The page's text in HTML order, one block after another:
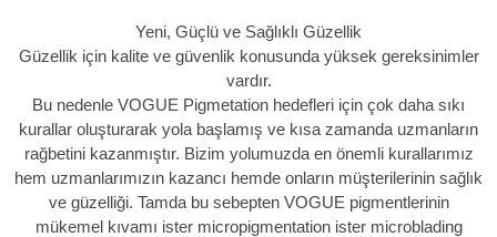
Yeni, Güçlü ve Sağlıklı Güzellik
Güzellik için kalite ve güvenlik konusunda yüksek gereksinimler
vardır.
Bu nedenle VOGUE Pigmetation hedefleri için çok daha sıkı
kurallar oluşturarak yola başlamış ve kısa zamanda uzmanların
rağbetini kazanmıştır. Bizim yolumuzda en önemli kurallarımız
hem uzmanlarımızın kazancı hemde onların müşterilerinin sağlık
ve güzelliği. Tamda bu sebepten VOGUE pigmentlerinin
mükemel kıvamı ister micropigmentation ister microblading